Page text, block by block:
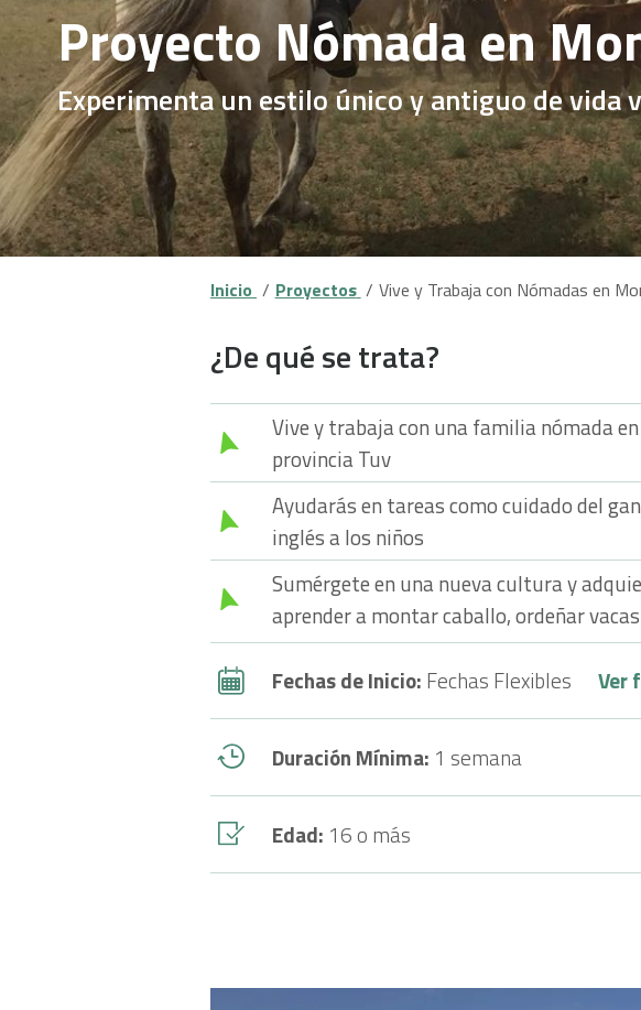
Proyecto Nómada en
Experimenta un estilo único y antiguo de vida
Inicio Proyectos Vive y Trabaja con Nómadas en
¿De qué se trata?
Vive y trabaja con una familia nómada
provincia Tuv
Ayudarás en tareas como cuidado del
inglés a los niños
Sumérgete en una nueva cultura y
aprender a montar caballo, ordeñar
Fechas de Inicio: Fechas Flexibles Ver
Duración Mínima: 1 semana
Edad: 16 o más